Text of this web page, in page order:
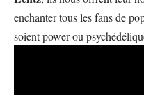
enchanter tous les fans de
soient power ou